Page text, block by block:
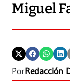
Miguel
PorRedacción